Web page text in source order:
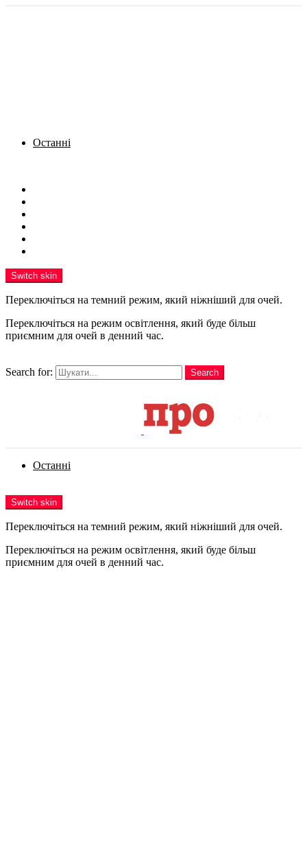
Останні
Switch skin
Переключіться на темний режим, який ніжніший для очей.
Переключіться на режим освітлення, який буде більш
приємним для очей в денний час.
Search for:
Search
Останні
Switch skin
Переключіться на темний режим, який ніжніший для очей.
Переключіться на режим освітлення, який буде більш
приємним для очей в денний час.